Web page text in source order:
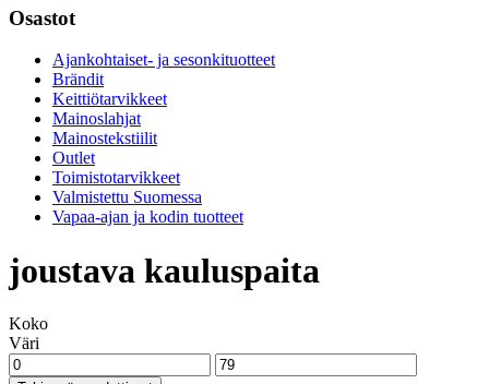
Osastot
Ajankohtaiset- ja sesonkituotteet
Brändit
Keittiötarvikkeet
Mainoslahjat
Mainostekstiilit
Outlet
Toimistotarvikkeet
Valmistettu Suomessa
Vapaa-ajan ja kodin tuotteet
joustava kauluspaita
Koko
Väri